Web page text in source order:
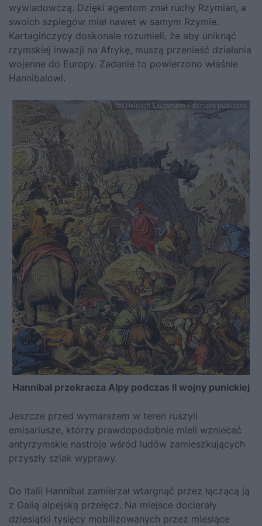
wywiadowczą. Dzięki agentom znał ruchy Rzymian, a
swoich szpiegów miał nawet w samym Rzymie.
Kartagińczycy doskonale rozumieli, że aby uniknąć
rzymskiej inwazji na Afrykę, muszą przenieść działania
wojenne do Europy. Zadanie to powierzono właśnie
Hannibalowi.
fot.Heinrich Leutemann / domena publiczna
Hannibal przekracza Alpy podczas II wojny punickiej
Jeszcze przed wymarszem w teren ruszyli
emisariusze, którzy prawdopodobnie mieli wzniecać
antyrzymskie nastroje wśród ludów zamieszkujących
przyszły szlak wyprawy.
Do Italii Hannibal zamierzał wtargnąć przez łączącą ją
z Galią alpejską przełęcz. Na miejsce docierały
dziesiątki tysięcy mobilizowanych przez miesiące